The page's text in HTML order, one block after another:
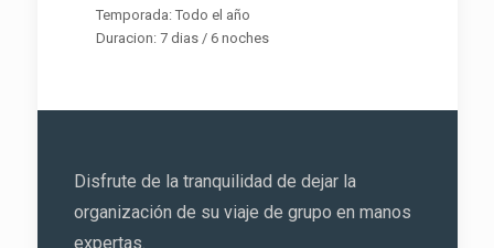
Temporada: Todo el año
Duracion: 7 dias / 6 noches
Disfrute de la tranquilidad de dejar la
organización de su viaje de grupo en manos
expertas.